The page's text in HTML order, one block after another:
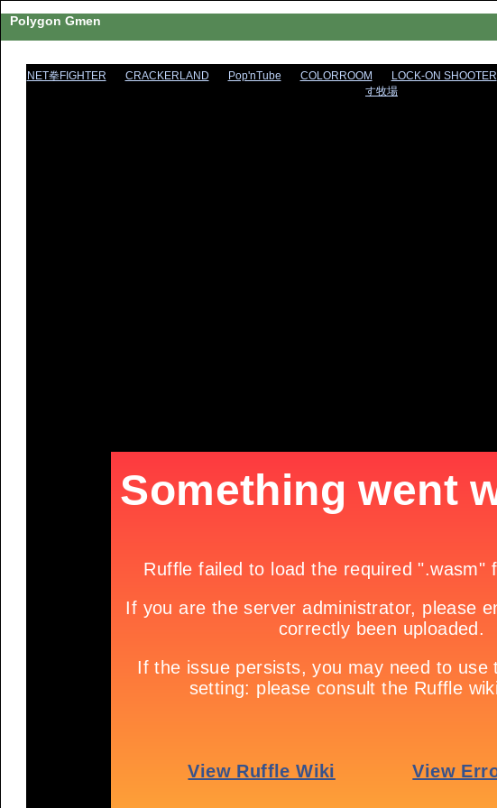
Polygon Gmen
NET拳FIGHTER CRACKERLAND Pop'nTube COLORROOM LOCK-ON SHOOTER
す牧場